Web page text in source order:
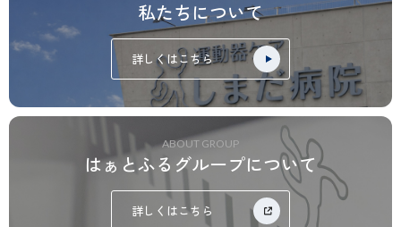
私たちについて
詳しくはこちら
ABOUT GROUP
はぁとふるグループについて
詳しくはこちら